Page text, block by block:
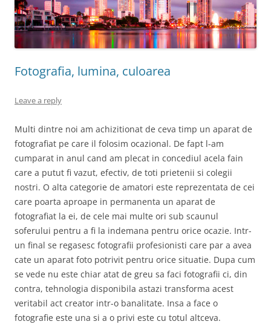
Fotografia, lumina, culoarea
Leave a reply
Multi dintre noi am achizitionat de ceva timp un aparat de
fotografiat pe care il folosim ocazional. De fapt l-am
cumparat in anul cand am plecat in concediul acela fain
care a putut fi vazut, efectiv, de toti prietenii si colegii
nostri. O alta categorie de amatori este reprezentata de cei
care poarta aproape in permanenta un aparat de
fotografiat la ei, de cele mai multe ori sub scaunul
soferului pentru a fi la indemana pentru orice ocazie. Intr-
un final se regasesc fotografii profesionisti care par a avea
cate un aparat foto potrivit pentru orice situatie. Dupa cum
se vede nu este chiar atat de greu sa faci fotografii ci, din
contra, tehnologia disponibila astazi transforma acest
veritabil act creator intr-o banalitate. Insa a face o
fotografie este una si a o privi este cu totul altceva.